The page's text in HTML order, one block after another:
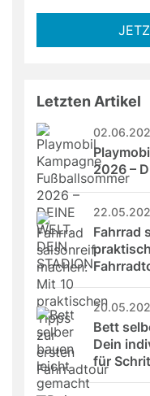
Letzten Artikel
2026 –
Fahrrad
Bett
Dein
für